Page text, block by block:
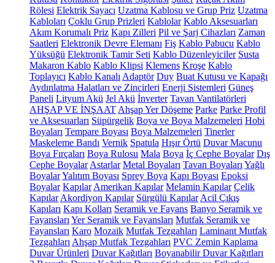
Rölesi Elektrik Sayacı Uzatma Kablosu ve Grup Priz Uzatma
Kabloları Çoklu Grup Prizleri Kablolar Kablo Aksesuarları
Akım Korumalı Priz Kapı Zilleri Pil ve Şarj Cihazları Zaman
Saatleri Elektronik Devre Elemanı Fiş Kablo Pabucu Kablo
Yüksüğü Elektronik Tamir Seti Kablo Düzenleyiciler Susta
Makaron Kablo Kablo Klipsi Klemens Kroşe Kablo
Toplayıcı Kablo Kanalı Adaptör Duy Buat Kutusu ve Kapağı
Aydınlatma Halatları ve Zincirleri Enerji Sistemleri Güneş
Paneli Lityum Akü Jel Akü İnverter Tavan Vantilatörleri
AHŞAP VE İNŞAAT Ahşap Yer Döşeme Parke Parke Profil
ve Aksesuarları Süpürgelik Boya ve Boya Malzemeleri Hobi
Boyaları Tempare Boyası Boya Malzemeleri Tinerler
Maskeleme Bandı Vernik Spatula Hışır Örtü Duvar Macunu
Boya Fırçaları Boya Rulosu Mala Boya İç Cephe Boyalar Dış
Cephe Boyalar Astarlar Metal Boyaları Tavan Boyaları Yağlı
BoyalarYalıtım Boyası Sprey Boya Kapı Boyası Epoksi
Boyalar Kapılar Amerikan Kapılar Melamin Kapılar Çelik
Kapılar Akordiyon Kapılar Sürgülü Kapılar Acil Çıkış
Kapıları Kapı Kolları Seramik ve Fayans Banyo Seramik ve
Fayansları Yer Seramik ve Fayansları Mutfak Seramik ve
Fayansları Karo Mozaik Mutfak Tezgahları Laminant Mutfak
Tezgahları Ahşap Mutfak Tezgahları PVC Zemin Kaplama
Duvar Ürünleri Duvar Kağıtları Boyanabilir Duvar Kağıtları